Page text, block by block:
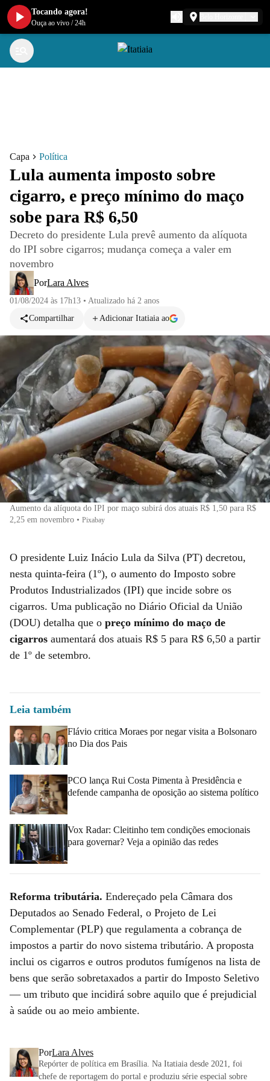
Capa Política
Lula aumenta imposto sobre
cigarro, e preço mínimo do maço
sobe para R$ 6,50
Decreto do presidente Lula prevê aumento da alíquota
do IPI sobre cigarros; mudança começa a valer em
novembro
PorLara Alves
01/08/2024 às 17h13 • Atualizado há 2 anos
Compartilhar
Adicionar Itatiaia ao
Aumento da alíquota do IPI por maço subirá dos atuais R$ 1,50 para R$
2,25 em novembro • Pixabay
O presidente Luiz Inácio Lula da Silva (PT) decretou,
nesta quinta-feira (1º), o aumento do Imposto sobre
Produtos Industrializados (IPI) que incide sobre os
cigarros. Uma publicação no Diário Oficial da União
(DOU) detalha que o preço mínimo do maço de
cigarros aumentará dos atuais R$ 5 para R$ 6,50 a partir
de 1º de setembro.
Leia também
Flávio critica Moraes por negar visita a Bolsonaro
no Dia dos Pais
PCO lança Rui Costa Pimenta à Presidência e
defende campanha de oposição ao sistema político
Vox Radar: Cleitinho tem condições emocionais
para governar? Veja a opinião das redes
Reforma tributária. Endereçado pela Câmara dos
Deputados ao Senado Federal, o Projeto de Lei
Complementar (PLP) que regulamenta a cobrança de
impostos a partir do novo sistema tributário. A proposta
inclui os cigarros e outros produtos fumígenos na lista de
bens que serão sobretaxados a partir do Imposto Seletivo
— um tributo que incidirá sobre aquilo que é prejudicial
à saúde ou ao meio ambiente.
PorLara Alves
Repórter de política em Brasília. Na Itatiaia desde 2021, foi
chefe de reportagem do portal e produziu série especial sobre
Tocando agora!
Ouça ao vivo /24h